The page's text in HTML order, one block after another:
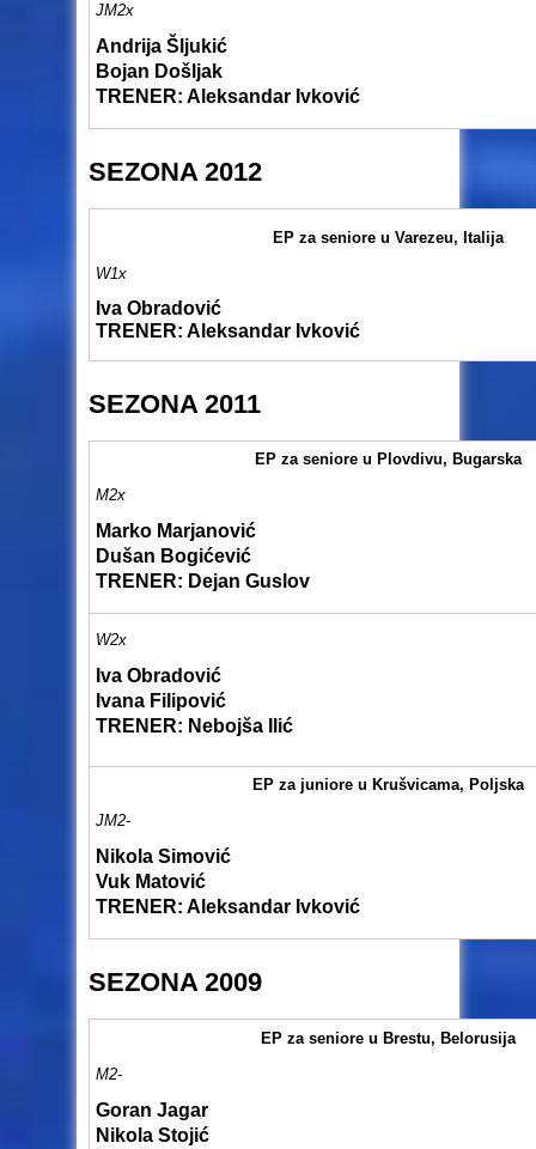
JM2x
Andrija Šljukić
Bojan Došljak
TRENER: Aleksandar Ivković
SEZONA 2012
EP za seniore u Varezeu, Italija
W1x
Iva Obradović
TRENER: Aleksandar Ivković
SEZONA 2011
EP za seniore u Plovdivu, Bugarska
M2x
Marko Marjanović
Dušan Bogićević
TRENER: Dejan Guslov
W2x
Iva Obradović
Ivana Filipović
TRENER: Nebojša Ilić
EP za juniore u Krušvicama, Poljska
JM2-
Nikola Simović
Vuk Matović
TRENER: Aleksandar Ivković
SEZONA 2009
EP za seniore u Brestu, Belorusija
M2-
Goran Jagar
Nikola Stojić